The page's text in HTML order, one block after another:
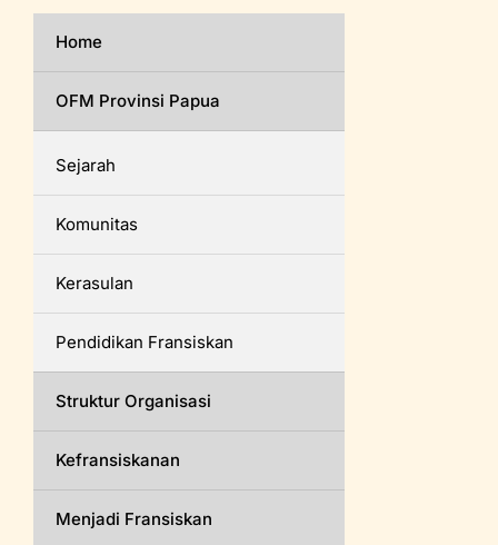
Home
OFM Provinsi Papua
Sejarah
Komunitas
Kerasulan
Pendidikan Fransiskan
Struktur Organisasi
Kefransiskanan
Menjadi Fransiskan